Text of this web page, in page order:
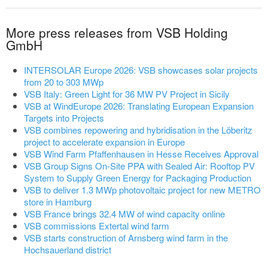
More press releases from VSB Holding
GmbH
INTERSOLAR Europe 2026: VSB showcases solar projects
from 20 to 303 MWp
VSB Italy: Green Light for 36 MW PV Project in Sicily
VSB at WindEurope 2026: Translating European Expansion
Targets into Projects
VSB combines repowering and hybridisation in the Löberitz
project to accelerate expansion in Europe
VSB Wind Farm Pfaffenhausen in Hesse Receives Approval
VSB Group Signs On-Site PPA with Sealed Air: Rooftop PV
System to Supply Green Energy for Packaging Production
VSB to deliver 1.3 MWp photovoltaic project for new METRO
store in Hamburg
VSB France brings 32.4 MW of wind capacity online
VSB commissions Extertal wind farm
VSB starts construction of Arnsberg wind farm in the
Hochsauerland district